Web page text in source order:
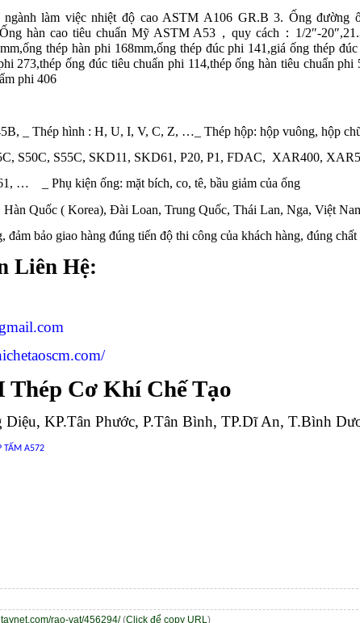
làm việc nhiệt độ cao ASTM A106 GR.B 3. Ống đường
hàn cao tiêu chuẩn Mỹ ASTM A53 ，quy cách ： 1/2″-
thép hàn phi 168mm,ống thép đúc phi 141,giá ống thép
273,thép ống đúc tiêu chuẩn phi 114,thép ống hàn tiêu chuẩn
phi 406
_ Thép hình : H, U, I, V, C, Z, …_ Thép hộp: hộp vuông, hộp
S50C, S55C, SKD11, SKD61, P20, P1, FDAC, XAR400,
…
_ Phụ kiện ống: mặt bích, co, tê, bầu giảm của ống
Hàn Quốc ( Korea), Đài Loan, Trung Quốc, Thái Lan, Nga, Việt
đảm bảo giao hàng đúng tiến độ thi công của khách hàng, đúng
Liên Hệ:
Thép Cơ Khí Chế Tạo
KP.Tân Phước, P.Tân Bình, TP.Dĩ An, T.Bình
TẤM A572
rao-vat/456294/(Click để copy URL)